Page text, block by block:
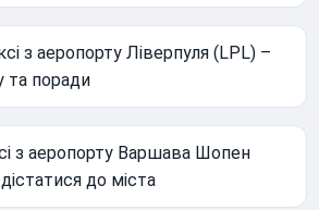
з аеропорту Ліверпуля (LPL) –
та поради
з аеропорту Варшава Шопен
до міста